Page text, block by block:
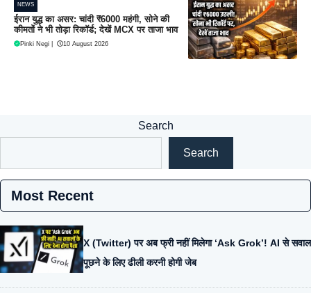
NEWS
ईरान युद्ध का असर: चांदी ₹6000 महंगी, सोने की
कीमतों ने भी तोड़ा रिकॉर्ड; देखें MCX पर ताजा भाव
Pinki Negi 10 August 2026
Search
Search
Most Recent
X (Twitter) पर अब फ्री नहीं मिलेगा ‘Ask Grok’! AI से सवाल
पूछने के लिए ढीली करनी होगी जेब